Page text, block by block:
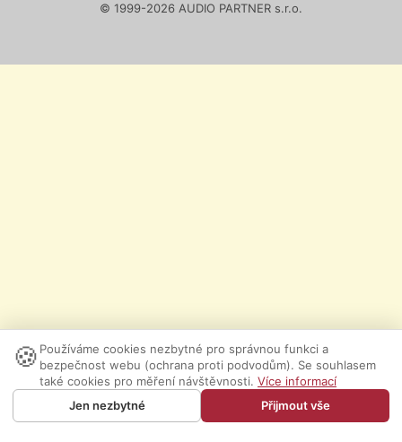
© 1999-2026 AUDIO PARTNER s.r.o.
🍪 Používáme cookies nezbytné pro správnou funkci a
bezpečnost webu (ochrana proti podvodům). Se souhlasem
také cookies pro měření návštěvnosti. Více informací
Jen nezbytné
Přijmout vše